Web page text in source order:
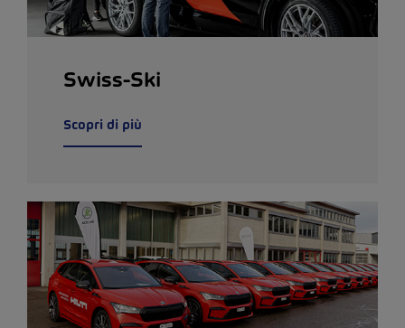
Swiss-Ski
Scopri di più